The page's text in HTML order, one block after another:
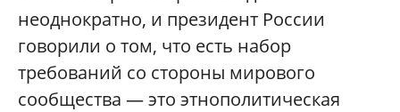
неоднократно, и президент России
говорили о том, что есть набор
требований со стороны мирового
сообщества — это этнополитическая